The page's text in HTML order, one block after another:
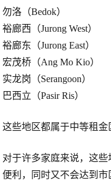
勿洛（Bedok）
裕廊西（Jurong West）
裕廊东（Jurong East）
宏茂桥（Ang Mo Kio）
实龙岗（Serangoon）
巴西立（Pasir Ris）
这些地区都属于中等租金
对于许多家庭来说，这
便利，同时又不会达到市